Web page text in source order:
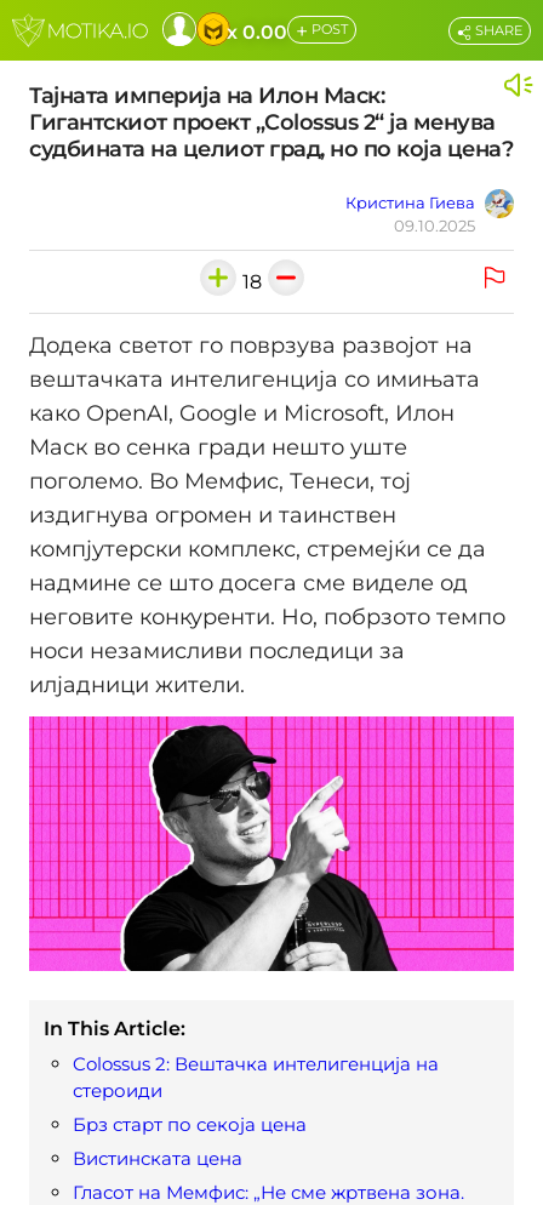
x 0.00 + POST
Тајната империја на Илон Маск:
Гигантскиот проект „Colossus 2“ ја менува
судбината на целиот град, но по која цена?
Кристина Гиева
09.10.2025
SHARE
18
Додека светот го поврзува развојот на
вештачката интелигенција со имињата
како OpenAI, Google и Microsoft, Илон
Маск во сенка гради нешто уште
поголемо. Во Мемфис, Тенеси, тој
издигнува огромен и таинствен
компјутерски комплекс, стремејќи се да
надмине се што досега сме виделе од
неговите конкуренти. Но, побрзото темпо
носи незамисливи последици за
илјадници жители.
In This Article:
Colossus 2: Вештачка интелигенција на
стероиди
Брз старт по секоја цена
Вистинската цена
Гласот на Мемфис: „Не сме жртвена зона.